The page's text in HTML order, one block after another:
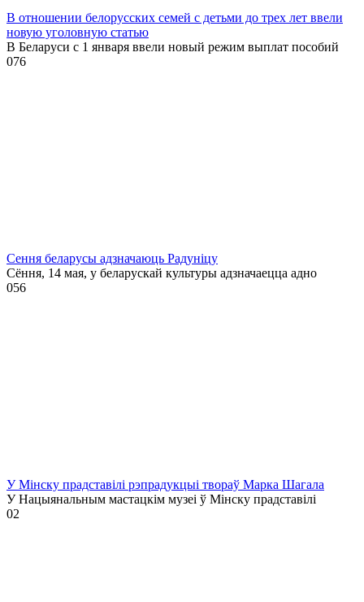
В отношении белорусских семей с детьми до трех лет ввели
новую уголовную статью
В Беларуси с 1 января ввели новый режим выплат пособий
076
Сення беларусы адзначаюць Радуніцу
Сёння, 14 мая, у беларускай культуры адзначаецца адно
056
У Мінску прадставілі рэпрадукцыі твораў Марка Шагала
У Нацыянальным мастацкім музеі ў Мінску прадставілі
02